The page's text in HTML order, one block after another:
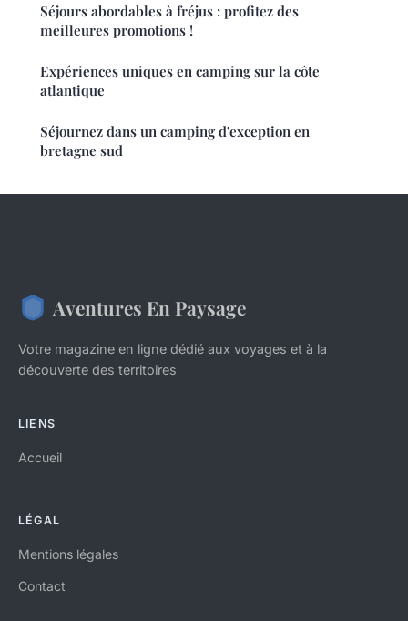
Séjours abordables à fréjus : profitez des
meilleures promotions !
Expériences uniques en camping sur la côte
atlantique
Séjournez dans un camping d'exception en
bretagne sud
Aventures En Paysage
Votre magazine en ligne dédié aux voyages et à la
découverte des territoires
LIENS
Accueil
LÉGAL
Mentions légales
Contact